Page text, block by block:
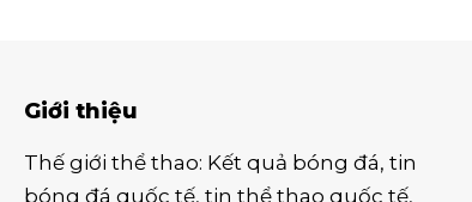
Giới thiệu
Thế giới thể thao: Kết quả bóng đá, tin
bóng đá quốc tế, tin thể thao quốc tế,